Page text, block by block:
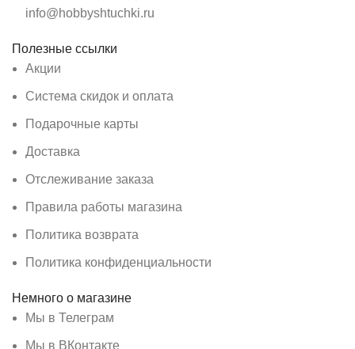
info@hobbyshtuchki.ru
Полезные ссылки
Акции
Система скидок и оплата
Подарочные карты
Доставка
Отслеживание заказа
Правила работы магазина
Политика возврата
Политика конфиденциальности
Немного о магазине
Мы в Телеграм
Мы в ВКонтакте